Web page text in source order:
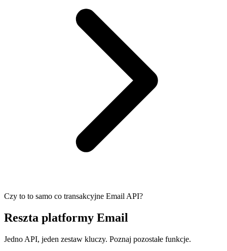
Czy to to samo co transakcyjne Email API?
Reszta platformy Email
Jedno API, jeden zestaw kluczy. Poznaj pozostałe funkcje.